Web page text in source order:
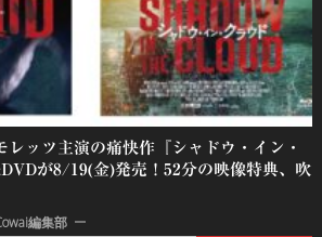
レッツ主演の痛快作『シャドウ・イン・
が8/19(金)発売！52分の映像特典、吹
編集部